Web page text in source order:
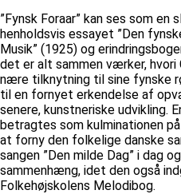
”Fynsk Foraar” kan ses som
henholdsvis essayet ”Den
Musik” (1925) og
det er alt sammen værker,
nære tilknytning til sine fynske
til en fornyet erkendelse af
senere, kunstneriske udvikling.
betragtes som kulminationen
at forny den folkelige danske
sangen ”Den milde Dag” i dag
sammenhæng, idet den også
Folkehøjskolens Melodibog.